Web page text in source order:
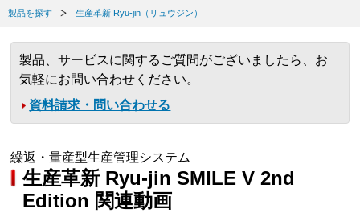
製品を探す 生産革新 Ryu-jin（リュウジン）
製品、サービスに関するご質問がございましたら、お
気軽にお問い合わせください。
資料請求・問い合わせる
繰返・量産型生産管理システム
生産革新 Ryu-jin SMILE V 2nd
Edition 関連動画